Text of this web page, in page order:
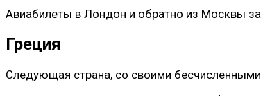
Авиабилеты в Лондон и обратно из Москвы
Греция
Следующая страна, со своими бесчисленными